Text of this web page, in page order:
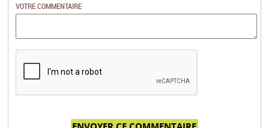
VOTRE COMMENTAIRE